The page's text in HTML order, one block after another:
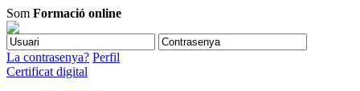
Som Formació online
La contrasenya? Perfil
Certificat digital